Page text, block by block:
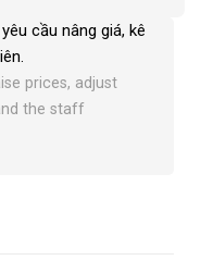
cầu nâng giá, kê
.
prices, adjust
the staff